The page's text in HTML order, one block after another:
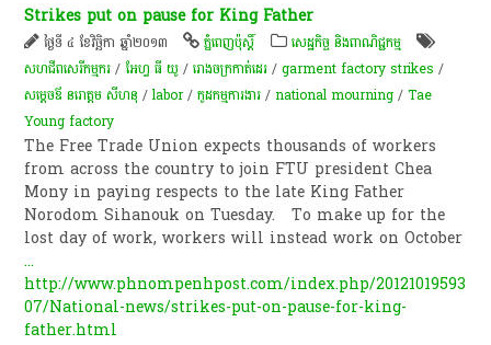
Strikes put on pause for King Father
ថ្ងៃទី ៤ ខែវិច្ឆិកា ឆ្នាំ២០១៣ ភ្នំពេញប៉ុស្តិ៍
សេដ្ឋកិច្ច និងពាណិជ្ជកម្ម
សហជីពសេរីកម្មករ /អែហ្វ ធី យូ /រោងចក្រកាត់ដេរ /garment factory strikes /
សម្ដេចឪ នរោត្តម សីហនុ /labor/កូដកម្មការងារ /national mourning /Tae
Young factory
The Free Trade Union expects thousands of workers
from across the country to join FTU president Chea
Mony in paying respects to the late King Father
Norodom Sihanouk on Tuesday. To make up for the
lost day of work, workers will instead work on October
...
http://www.phnompenhpost.com/index.php/20121019593
07/National-news/strikes-put-on-pause-for-king-
father.html